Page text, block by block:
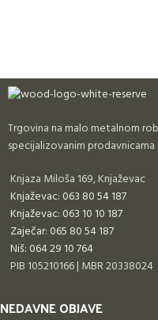
Trgovina na malo metalnom
specijalizovanim prodavnicama
Knjaza Miloša 169, Knjaževac
Knjaževac: 063 80 54 187
Knjaževac: 063 10 10 187
Zaječar: 065 80 54 187
Niš: 064 29 10 764
PIB 105210166 | MBR 20338024
NEDAVNE OBJAVE